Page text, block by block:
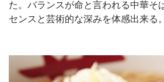
た。バランスが命と言われる中華そ
センスと芸術的な深みを体感出来る。